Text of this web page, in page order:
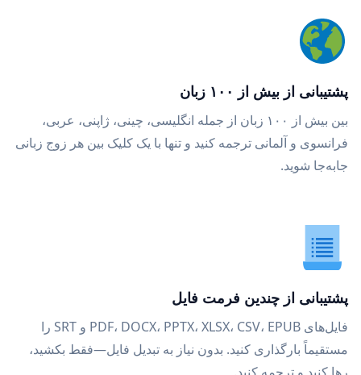
پشتیبانی از بیش از ۱۰۰ زبان
بین بیش از ۱۰۰ زبان از جمله انگلیسی، چینی، ژاپنی، عربی،
فرانسوی و آلمانی ترجمه کنید و تنها با یک کلیک بین هر زوج زبانی
جابه‌جا شوید.
پشتیبانی از چندین فرمت فایل
فایل‌های PDF، DOCX، PPTX، XLSX، CSV، EPUB و SRT را
مستقیماً بارگذاری کنید. بدون نیاز به تبدیل فایل—فقط بکشید،